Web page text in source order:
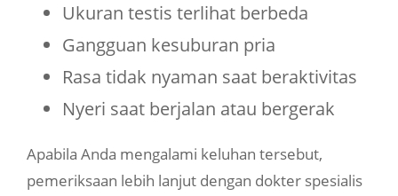
Ukuran testis terlihat berbeda
Gangguan kesuburan pria
Rasa tidak nyaman saat beraktivitas
Nyeri saat berjalan atau bergerak
Apabila Anda mengalami keluhan tersebut,
pemeriksaan lebih lanjut dengan dokter spesialis